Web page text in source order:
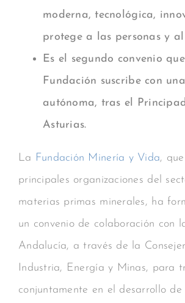
moderna, tecnológica,
protege a las personas y
Es el segundo convenio
Fundación suscribe con
autónoma, tras el
Asturias.
La Fundación Minería y Vida,
principales organizaciones del
materias primas minerales, ha
un convenio de colaboración con
Andalucía, a través de la
Industria, Energía y Minas, para
conjuntamente en el desarrollo de